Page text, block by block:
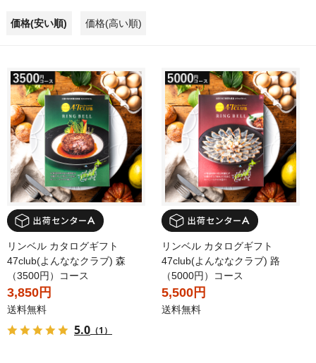
価格(安い順) 価格(高い順)
リンベル カタログギフト
47club(よんななクラブ) 森
（3500円）コース
3,850円
送料無料
5.0 （1）
リンベル カタログギフト
47club(よんななクラブ) 路
（5000円）コース
5,500円
送料無料